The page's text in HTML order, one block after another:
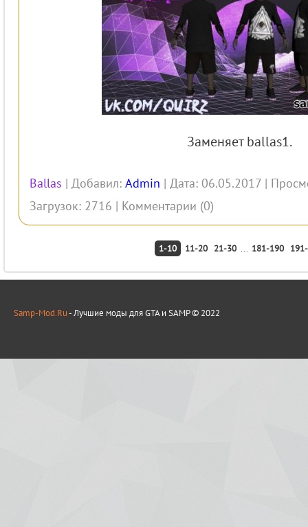
Заменяет ballas1.
Ballas | Добавил: Admin | Дата: 06.05.2017 |
Загрузок: 2716 | Комментарии (0)
1-10 11-20 21-30 ... 181-190
Samp-Mod.Ru- Лучшие моды для GTA и SAMP © 2022